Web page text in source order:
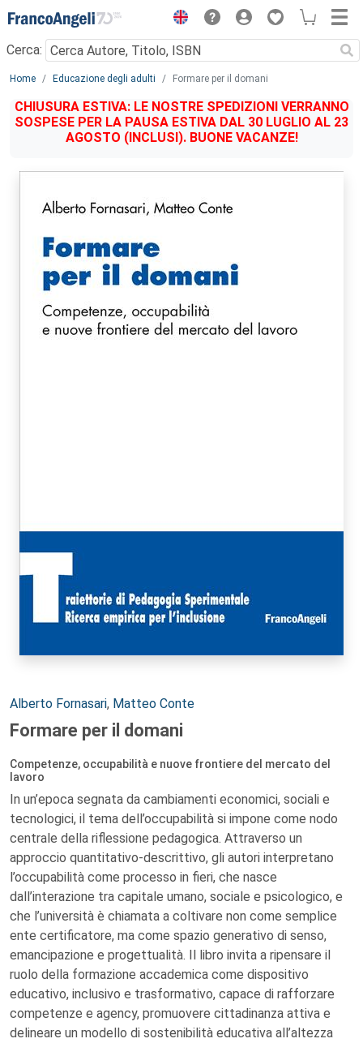
Menu
Cerca:
Main content
Home Educazione degli adulti Formare per il domani
CHIUSURA ESTIVA: LE NOSTRE SPEDIZIONI VERRANNO
SOSPESE PER LA PAUSA ESTIVA DAL 30 LUGLIO AL 23
AGOSTO (INCLUSI). BUONE VACANZE!
Autori:
Alberto Fornasari, Matteo Conte
Formare per il domani
Competenze, occupabilità e nuove frontiere del mercato del
lavoro
In un’epoca segnata da cambiamenti economici, sociali e
tecnologici, il tema dell’occupabilità si impone come nodo
centrale della riflessione pedagogica. Attraverso un
approccio quantitativo-descrittivo, gli autori interpretano
l’occupabilità come processo in fieri, che nasce
dall’interazione tra capitale umano, sociale e psicologico, e
che l’università è chiamata a coltivare non come semplice
ente certificatore, ma come spazio generativo di senso,
emancipazione e progettualità. Il libro invita a ripensare il
ruolo della formazione accademica come dispositivo
educativo, inclusivo e trasformativo, capace di rafforzare
competenze e agency, promuovere cittadinanza attiva e
delineare un modello di sostenibilità educativa all’altezza